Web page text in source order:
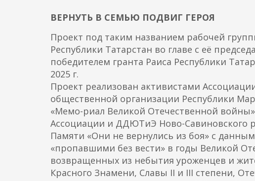
ВЕРНУТЬ В СЕМЬЮ ПОДВИГ ГЕРОЯ
Проект под таким названием рабочей
Республики Татарстан во главе с её
победителем гранта Раиса Республики
2025 г.
Проект реализован активистами
общественной организации Республики
«Мемо-риал Великой Отечественной
Ассоциации и ДДЮТиЭ Ново-Савиновского
Памяти «Они не вернулись из боя» с
«пропавшими без вести» в годы Великой
возвращенных из небытия уроженцев и
Красного Знамени, Славы II и III степени,